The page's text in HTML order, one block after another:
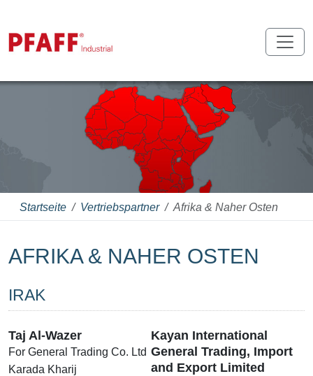
Startseite Vertriebspartner Afrika & Naher Osten
AFRIKA & NAHER OSTEN
IRAK
Taj Al-Wazer
For General Trading Co. Ltd
Karada Kharij
Kayan International
General Trading, Import
and Export Limited